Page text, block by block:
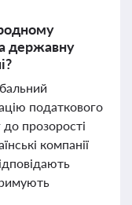
державну
податкового
прозорості
компанії